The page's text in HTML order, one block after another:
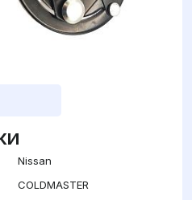
Nissan
COLDMASTER